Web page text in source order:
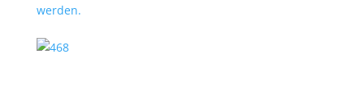
werden.